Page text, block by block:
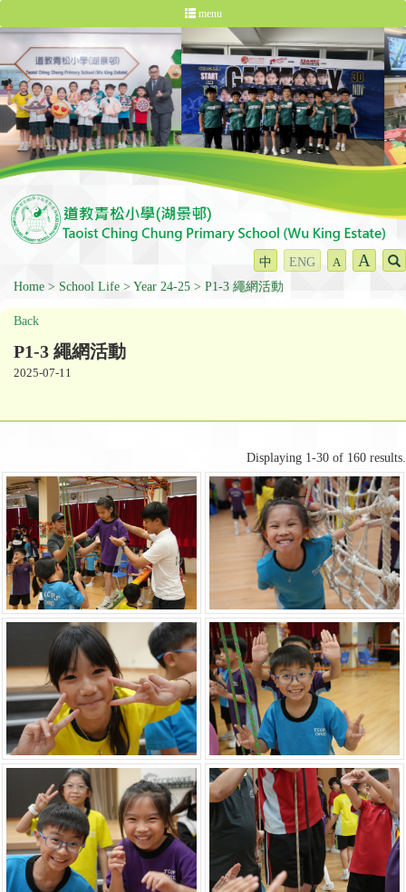
menu
中 ENG A A
Home School Life Year 24-25 P1-3 繩網活動
Back
P1-3 繩網活動
2025-07-11
Displaying 1-30 of 160 results.